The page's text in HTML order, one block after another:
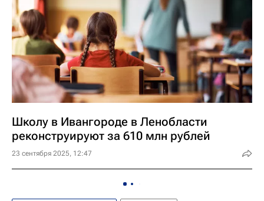
Школу в Ивангороде в Ленобласти
реконструируют за 610 млн рублей
23 сентября 2025, 12:47